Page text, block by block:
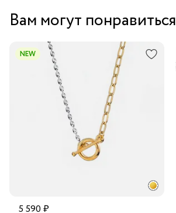
Вам могут понравиться
NEW
5 590 ₽